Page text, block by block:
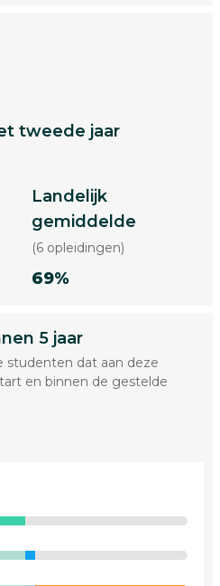
tweede jaar
Landelijk
gemiddelde
(6 opleidingen)
69%
5 jaar
studenten dat aan deze
en binnen de gestelde